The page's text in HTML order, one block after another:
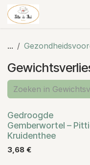
Overslaan naar inhoud
...
Gedroogde
Gemberwortel –
Kruidenthee
3,68 €